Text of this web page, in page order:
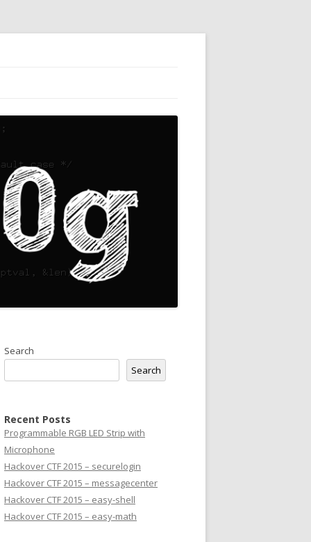
Search
Search
Recent Posts
Programmable RGB LED Strip with
Microphone
Hackover CTF 2015 – securelogin
Hackover CTF 2015 – messagecenter
Hackover CTF 2015 – easy-shell
Hackover CTF 2015 – easy-math